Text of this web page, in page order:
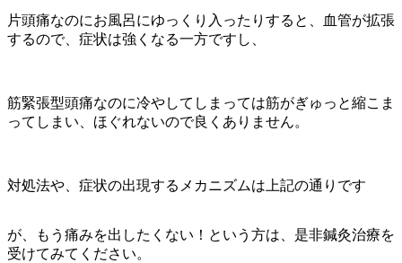
片頭痛なのにお風呂にゆっくり入ったりすると、血管が拡張
するので、症状は強くなる一方ですし、
筋緊張型頭痛なのに冷やしてしまっては筋がぎゅっと縮こま
ってしまい、ほぐれないので良くありません。
対処法や、症状の出現するメカニズムは上記の通りです
が、もう痛みを出したくない！という方は、是非鍼灸治療を
受けてみてください。